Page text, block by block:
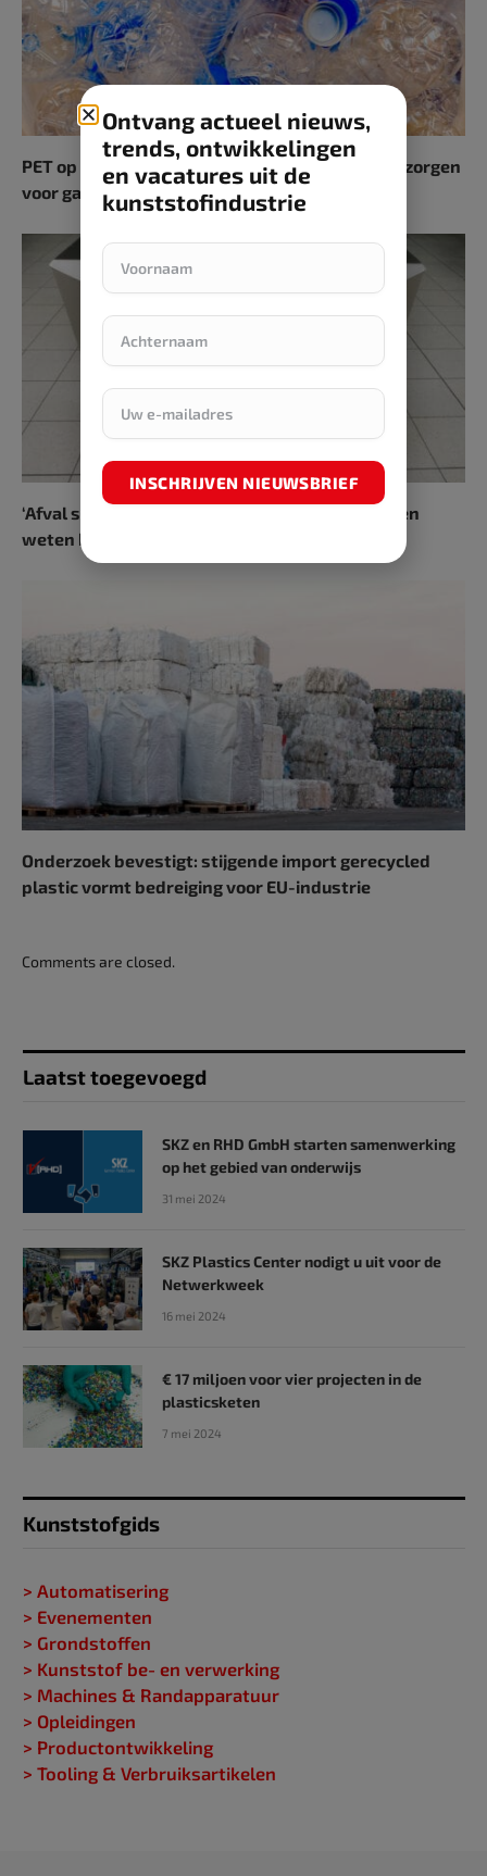
PET op weg naar circulariteit, maar verschillen zorgen
voor gaten
‘Afval scheiden al jaren verplicht, maar bedrijven
weten het niet’
Onderzoek bevestigt: stijgende import gerecycled
plastic vormt bedreiging voor EU-industrie
Comments are closed.
Laatst toegevoegd
SKZ en RHD GmbH starten samenwerking
op het gebied van onderwijs
31 mei 2024
SKZ Plastics Center nodigt u uit voor de
Netwerkweek
16 mei 2024
€ 17 miljoen voor vier projecten in de
plasticsketen
7 mei 2024
Kunststofgids
> Automatisering
> Evenementen
> Grondstoffen
> Kunststof be- en verwerking
> Machines & Randapparatuur
> Opleidingen
> Productontwikkeling
> Tooling & Verbruiksartikelen
Ontvang actueel nieuws,
trends, ontwikkelingen
en vacatures uit de
kunststofindustrie
INSCHRIJVEN NIEUWSBRIEF